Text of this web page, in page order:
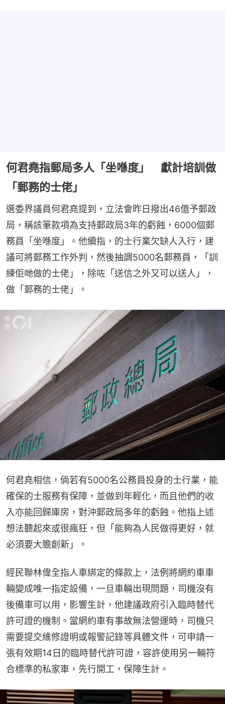
何君堯指郵局多人「坐喺度」 獻計培訓做
「郵務的士佬」
選委界議員何君堯提到，立法會昨日撥出46億予郵政
局，稱該筆款項為支持郵政局3年的虧蝕，6000個郵
務員「坐喺度」。他續指，的士行業欠缺人入行，建
議可將郵務工作外判，然後抽調5000名郵務員，「訓
練佢哋做的士佬」，除咗「送信之外又可以送人」，
做「郵務的士佬」。
何君堯相信，倘若有5000名公務員投身的士行業，能
確保的士服務有保障，並做到年輕化，而且他們的收
入亦能回歸庫房，對沖郵政局多年的虧蝕。他指上述
想法聽起來或很瘋狂，但「能夠為人民做得更好，就
必須要大膽創新」。
經民聯林偉全指人車綁定的條款上，法例將網約車車
輛變成唯一指定設備，一旦車輛出現問題，司機沒有
後備車可以用，影響生計，他建議政府引入臨時替代
許可證的機制。當網約車有事故無法營運時，司機只
需要提交維修證明或報警記錄等具體文件，可申請一
張有效期14日的臨時替代許可證，容許使用另一輛符
合標準的私家車，先行開工，保障生計。